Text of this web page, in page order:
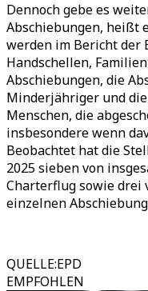
Dennoch gebe es
Abschiebungen, heißt
werden im Bericht der
Handschellen,
Abschiebungen, die
Minderjähriger und
Menschen, die
insbesondere wenn
Beobachtet hat die
2025 sieben von
Charterflug sowie drei
einzelnen
QUELLE:EPD
EMPFOHLEN